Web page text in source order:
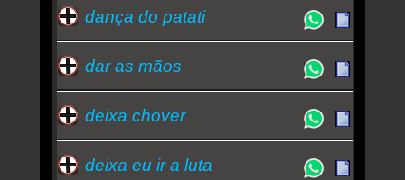
dança do patati
dar as mãos
deixa chover
deixa eu ir a luta